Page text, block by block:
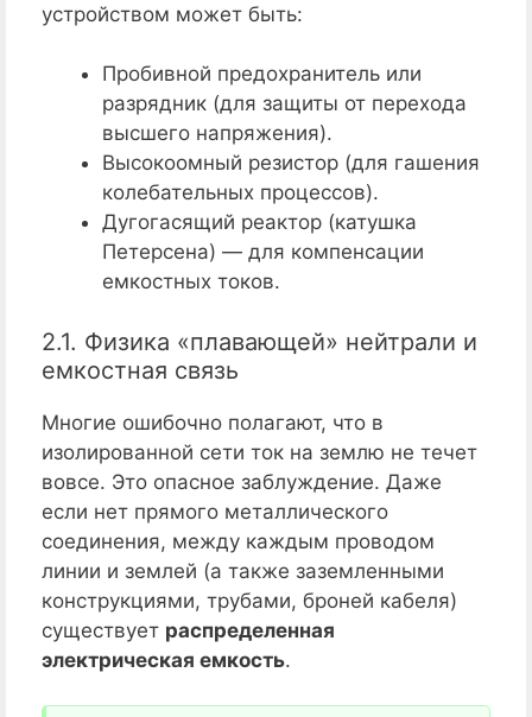
устройством может быть:
Пробивной предохранитель или
разрядник (для защиты от перехода
высшего напряжения).
Высокоомный резистор (для гашения
колебательных процессов).
Дугогасящий реактор (катушка
Петерсена) — для компенсации
емкостных токов.
2.1. Физика «плавающей» нейтрали и
емкостная связь
Многие ошибочно полагают, что в
изолированной сети ток на землю не течет
вовсе. Это опасное заблуждение. Даже
если нет прямого металлического
соединения, между каждым проводом
линии и землей (а также заземленными
конструкциями, трубами, броней кабеля)
существует распределенная
электрическая емкость.